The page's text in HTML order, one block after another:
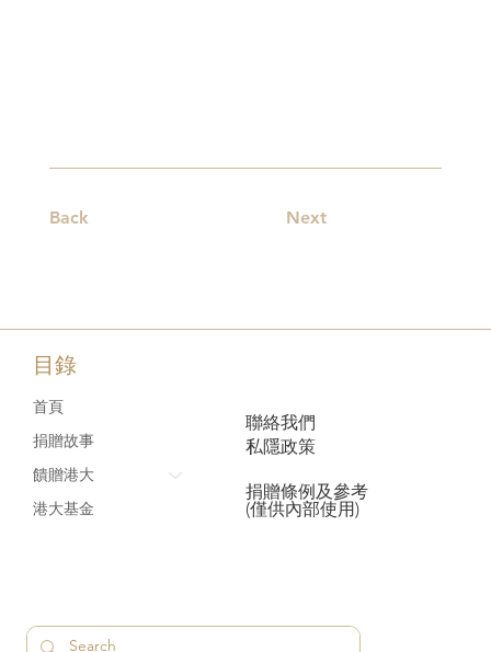
Back Next
目錄
首頁
捐贈故事
饋贈港大
港大基金
聯絡我們
私隱政策
捐贈條例及參考
(僅供內部使用)